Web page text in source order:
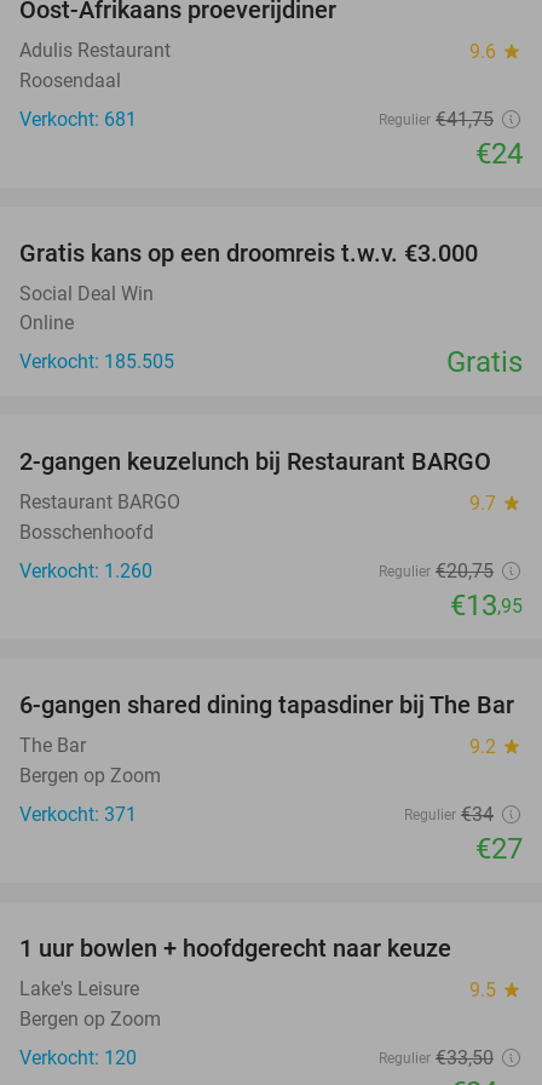
Oost-Afrikaans proeverijdiner
Adulis Restaurant 9.6 star
Roosendaal
Verkocht: 681
Regulier €41,75
€24
Gratis kans op een droomreis t.w.v. €3.000
Social Deal Win
Online
Verkocht: 185.505
Gratis
33%
2-gangen keuzelunch bij Restaurant BARGO
Restaurant BARGO 9.7 star
Bosschenhoofd
Verkocht: 1.260
Regulier €20,75
€13,95
21%
6-gangen shared dining tapasdiner bij The Bar
The Bar 9.2 star
Bergen op Zoom
Verkocht: 371
Regulier €34
€27
1 uur bowlen + hoofdgerecht naar keuze
Lake's Leisure 9.5 star
Bergen op Zoom
Verkocht: 120
Regulier €33,50